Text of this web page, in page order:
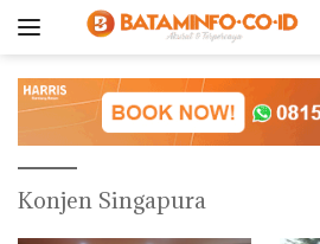
Konjen Singapura